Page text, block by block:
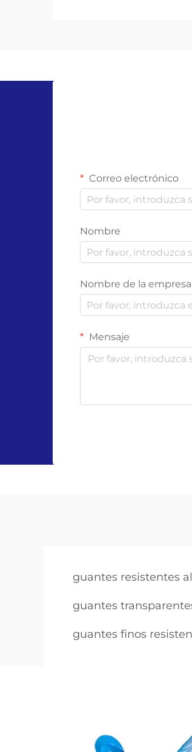
Correo electrónico
Nombre
Nombre de la empresa
Mensaje
guantes resistentes
guantes
guantes finos